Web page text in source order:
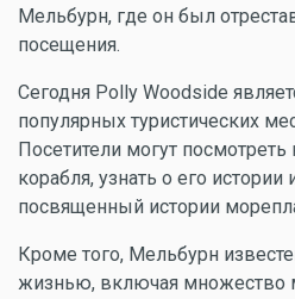
Мельбурн, где он был
посещения.
Сегодня Polly Woodside
популярных туристических
Посетители могут посмотреть
корабля, узнать о его истории
посвященный истории
Кроме того, Мельбурн
жизнью, включая множество